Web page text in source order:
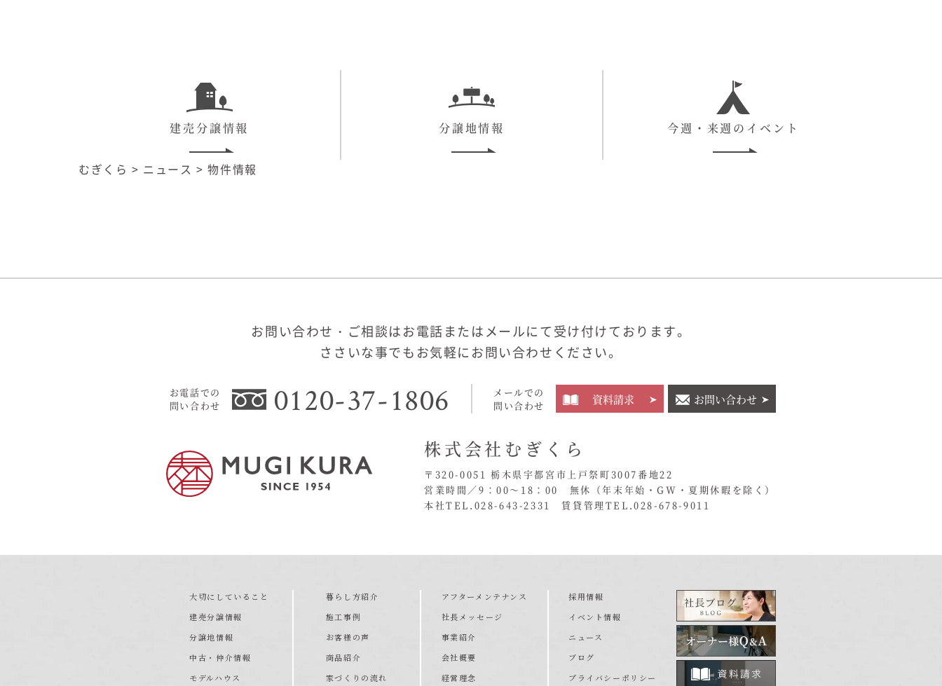
建売分譲情報 分譲地情報 今週・来週のイベント
むぎくら > ニュース >物件情報
お問い合わせ・ご相談はお電話またはメールにて受け付けております。
ささいな事でもお気軽にお問い合わせください。
お電話での
問い合わせ
0120-37-1806
メールでの
問い合わせ
資料請求 お問い合わせ
株式会社むぎくら
〒320-0051 栃木県宇都宮市上戸祭町3007番地22
営業時間／9：00〜18：00 無休 （年末年始・GW・夏期休暇を除く）
本社TEL.028-643-2331
賃貸管理TEL.028-678-9011
大切にしていること
建売分譲情報
分譲地情報
中古・仲介情報
モデルハウス
暮らし方紹介
施工事例
お客様の声
商品紹介
家づくりの流れ
アフターメンテナンス
社長メッセージ
事業紹介
会社概要
経営理念
採用情報
イベント情報
ニュース
ブログ
プライバシーポリシー